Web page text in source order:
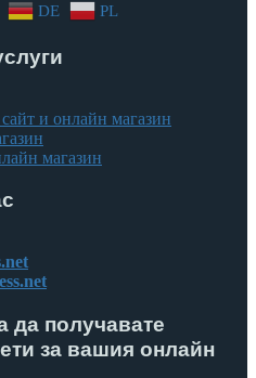
DE PL
и онлайн магазин
магазин
да получавате
за вашия онлайн